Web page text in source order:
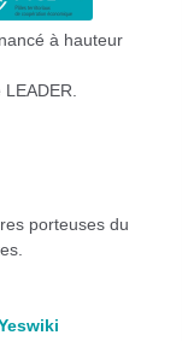
à hauteur
porteuses du